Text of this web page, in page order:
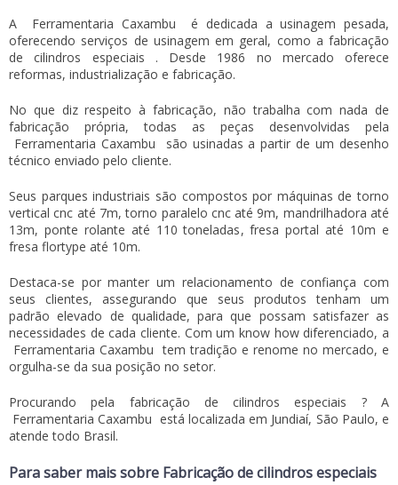
A Ferramentaria Caxambu
é dedicada a usinagem pesada,
oferecendo serviços de usinagem em geral, como a fabricação
de cilindros especiais . Desde 1986 no mercado oferece
reformas, industrialização e fabricação.
No que diz respeito à fabricação, não trabalha com nada de
fabricação própria, todas as peças desenvolvidas pela
Ferramentaria Caxambu
são usinadas a partir de um desenho
técnico enviado pelo cliente.
Seus parques industriais são compostos por máquinas de torno
vertical cnc até 7m, torno paralelo cnc até 9m, mandrilhadora até
13m, ponte rolante até 110 toneladas, fresa portal até 10m e
fresa flortype até 10m.
Destaca-se por manter um relacionamento de confiança com
seus clientes, assegurando que seus produtos tenham um
padrão elevado de qualidade, para que possam satisfazer as
necessidades de cada cliente. Com um know how diferenciado, a
Ferramentaria Caxambu tem tradição e renome no mercado, e
orgulha-se da sua posição no setor.
Procurando pela fabricação de cilindros especiais ? A
Ferramentaria Caxambu está localizada em Jundiaí, São Paulo, e
atende todo Brasil.
Para saber mais sobre Fabricação de cilindros especiais